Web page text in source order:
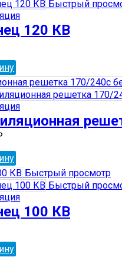
Быстрый
120 КВ
Быстрый просмотр
Быстрый
100 КВ